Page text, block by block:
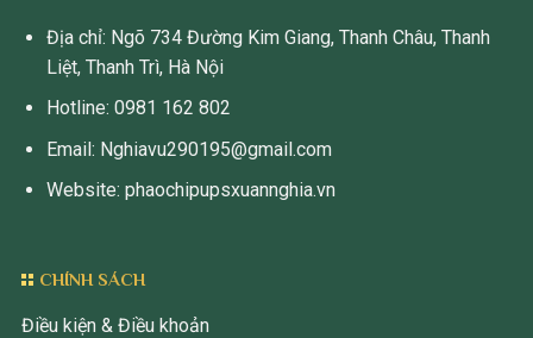
Địa chỉ: Ngõ 734 Đường Kim Giang, Thanh Châu, Thanh
Liệt, Thanh Trì, Hà Nội
Hotline: 0981 162 802
Email: Nghiavu290195@gmail.com
Website: phaochipupsxuannghia.vn
CHÍNH SÁCH
Điều kiện & Điều khoản